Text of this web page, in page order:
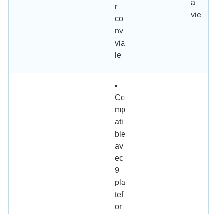
r
co
nvi
via
le
à
vie
Co
mp
ati
ble
av
ec
9
pla
tef
or